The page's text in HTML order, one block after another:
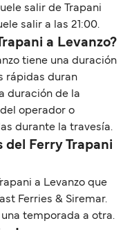
salir de Trapani
salir a las 21:00.
a Levanzo?
tiene una duración
rápidas duran
duración de la
operador o
durante la travesía.
del Ferry Trapani
a Levanzo que
Ferries & Siremar.
temporada a otra.